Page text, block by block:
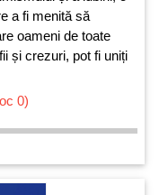
a fi menită să
oameni de toate
și crezuri, pot fi uniți
0)